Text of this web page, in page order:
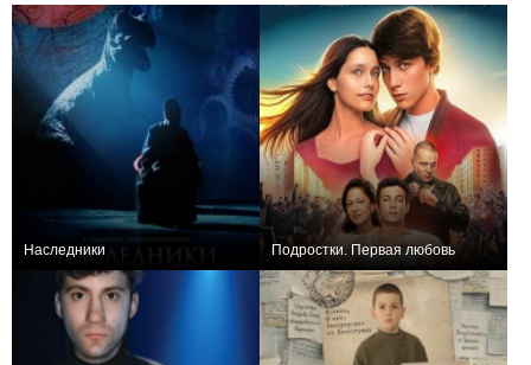
Наследники Подростки. Первая любовь